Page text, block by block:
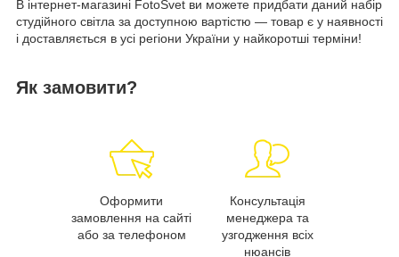
В інтернет-магазині FotoSvet ви можете придбати даний набір
студійного світла за доступною вартістю — товар є у наявності
і доставляється в усі регіони України у найкоротші терміни!
Як замовити?
Оформити
замовлення на сайті
або за телефоном
Консультація
менеджера та
узгодження всіх
нюансів